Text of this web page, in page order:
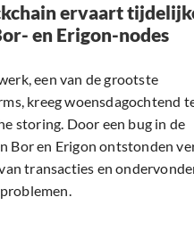
ervaart
en Erigon-nodes
een van de grootste
kreeg woensdagochtend
storing. Door een bug in de
Bor en Erigon ontstonden
transacties en